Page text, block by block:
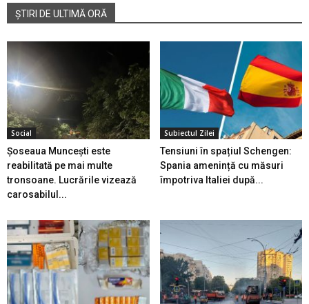
ȘTIRI DE ULTIMĂ ORĂ
Social
Șoseaua Muncești este
reabilitată pe mai multe
tronsoane. Lucrările vizează
carosabilul...
Subiectul Zilei
Tensiuni în spațiul Schengen:
Spania amenință cu măsuri
împotriva Italiei după...